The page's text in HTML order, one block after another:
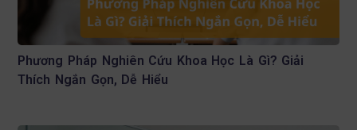
Phương Pháp Nghiên Cứu Khoa Học Là Gì? Giải
Thích Ngắn Gọn, Dễ Hiểu